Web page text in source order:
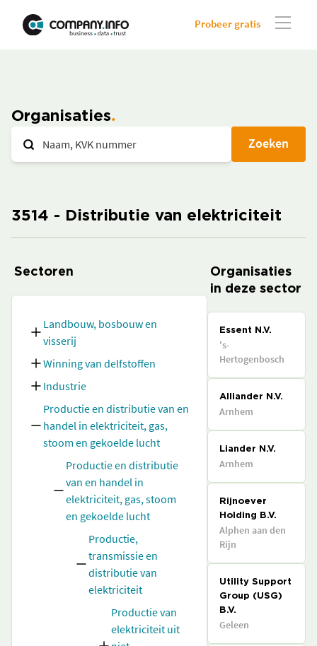
Probeer gratis
Organisaties
Zoeken
3514 - Distributie van elektriciteit
Sectoren
Landbouw, bosbouw en
visserij
Winning van delfstoffen
Industrie
Productie en distributie van en
handel in elektriciteit, gas,
stoom en gekoelde lucht
Productie en distributie
van en handel in
elektriciteit, gas, stoom
en gekoelde lucht
Productie,
transmissie en
distributie van
elektriciteit
Productie van
elektriciteit uit
Organisaties
in deze sector
Essent N.V.
's-
Hertogenbosch
Alliander N.V.
Arnhem
Liander N.V.
Arnhem
Rijnoever
Holding B.V.
Alphen aan den
Rijn
Utility Support
Group (USG)
B.V.
Geleen